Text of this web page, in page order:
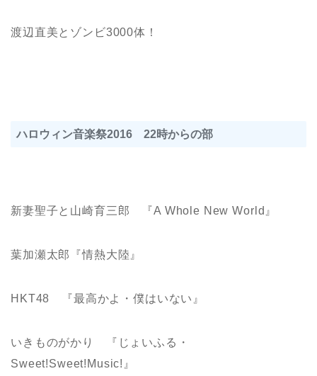
渡辺直美とゾンビ3000体！
ハロウィン音楽祭2016 22時からの部
新妻聖子と山崎育三郎 『A Whole New World』
葉加瀬太郎『情熱大陸』
HKT48 『最高かよ・僕はいない』
いきものがかり 『じょいふる・
Sweet!Sweet!Music!』